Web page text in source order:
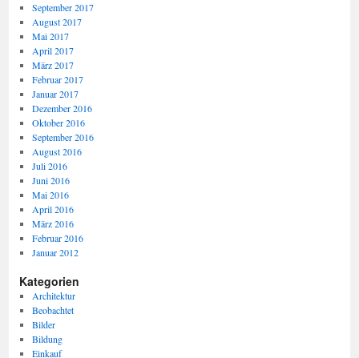
September 2017
August 2017
Mai 2017
April 2017
März 2017
Februar 2017
Januar 2017
Dezember 2016
Oktober 2016
September 2016
August 2016
Juli 2016
Juni 2016
Mai 2016
April 2016
März 2016
Februar 2016
Januar 2012
Kategorien
Architektur
Beobachtet
Bilder
Bildung
Einkauf